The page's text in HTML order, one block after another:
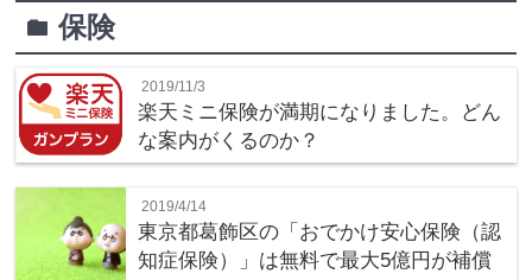
folder保険
2019/11/3
楽天ミニ保険が満期になりました。どん
な案内がくるのか？
2019/4/14
東京都葛飾区の「おでかけ安心保険（認
知症保険）」は無料で最大5億円が補償